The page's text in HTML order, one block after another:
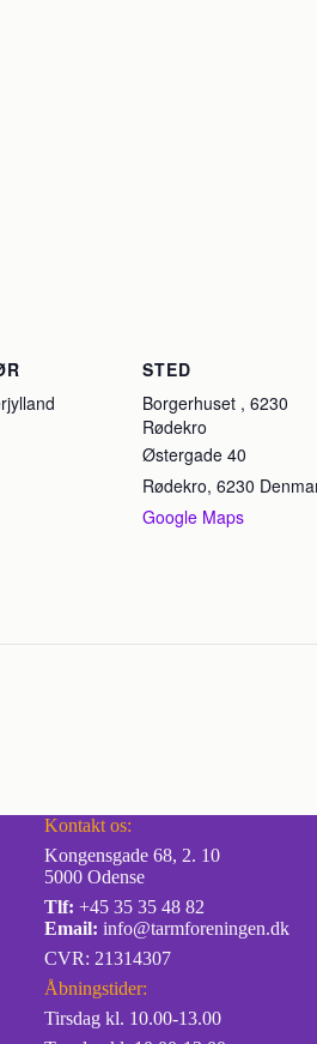
STED
Borgerhuset , 6230
Rødekro
Østergade 40
Rødekro, 6230
Google Maps
Kontakt os:
Kongensgade 68, 2. 10
5000 Odense
Tlf: +45 35 35 48 82
Email: info@tarmforeningen.dk
CVR: 21314307
Åbningstider:
Tirsdag kl. 10.00-13.00